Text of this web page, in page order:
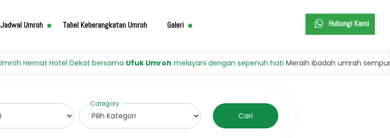
Umroh Tabel Keberangkatan Umroh Galeri Hubungi Kami
Hotel Dekat bersamaUfuk Umrohmelayani dengan sepenuh hatiMeraih ibadah umrah sempurna
Cari